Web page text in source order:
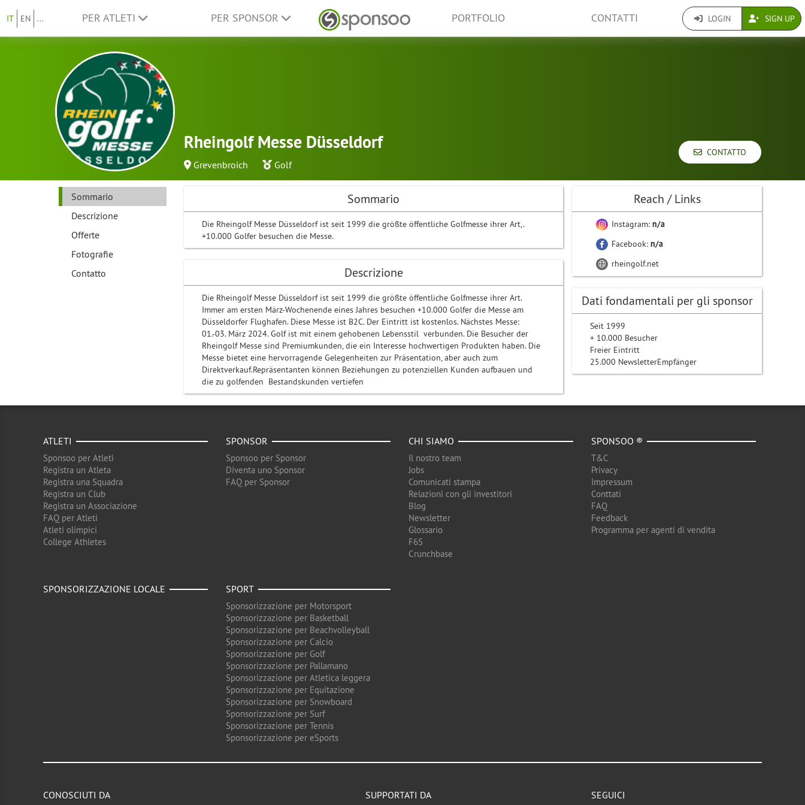
IT EN ... PER ATLETI PER SPONSOR PORTFOLIO CONTATTI LOGIN SIGN UP
Rheingolf Messe Düsseldorf
Grevenbroich Golf
CONTATTO
Sommario
Descrizione
Offerte
Fotografie
Contatto
Sommario
Die Rheingolf Messe Düsseldorf ist seit 1999 die größte öffentliche Golfmesse ihrer Art,.
+10.000 Golfer besuchen die Messe.
Descrizione
Die Rheingolf Messe Düsseldorf ist seit 1999 die größte öffentliche Golfmesse ihrer Art.
Immer am ersten März-Wochenende eines Jahres besuchen +10.000 Golfer die Messe am
Düsseldorfer Flughafen. Diese Messe ist B2C. Der Eintritt ist kostenlos. Nächstes Messe:
01.-03. März 2024. Golf ist mit einem gehobenen Lebensstil verbunden. Die Besucher der
Rheingolf Messe sind Premiumkunden, die ein Interesse hochwertigen Produkten haben. Die
Messe bietet eine hervorragende Gelegenheiten zur Präsentation, aber auch zum
Direktverkauf.Repräsentanten können Beziehungen zu potenziellen Kunden aufbauen und
die zu golfenden Bestandskunden vertiefen
Reach / Links
Instagram:n/a
Facebook:n/a
rheingolf.net
Dati fondamentali per gli sponsor
Seit 1999
+ 10.000 Besucher
Freier Eintritt
25.000 NewsletterEmpfänger
ATLETI
Sponsoo per Atleti
Registra un Atleta
Registra una Squadra
Registra un Club
Registra un Associazione
FAQ per Atleti
Atleti olimpici
College Athletes
SPONSOR
Sponsoo per Sponsor
Diventa uno Sponsor
FAQ per Sponsor
CHI SIAMO
Il nostro team
Jobs
Comunicati stampa
Relazioni con gli investitori
Blog
Newsletter
Glossario
F6S
Crunchbase
SPONSOO ®
T&C
Privacy
Impressum
Conttati
FAQ
Feedback
Programma per agenti di vendita
SPONSORIZZAZIONE LOCALE SPORT
Sponsorizzazione per Motorsport
Sponsorizzazione per Basketball
Sponsorizzazione per Beachvolleyball
Sponsorizzazione per Calcio
Sponsorizzazione per Golf
Sponsorizzazione per Pallamano
Sponsorizzazione per Atletica leggera
Sponsorizzazione per Equitazione
Sponsorizzazione per Snowboard
Sponsorizzazione per Surf
Sponsorizzazione per Tennis
Sponsorizzazione per eSports
CONOSCIUTI DA SUPPORTATI DA SEGUICI